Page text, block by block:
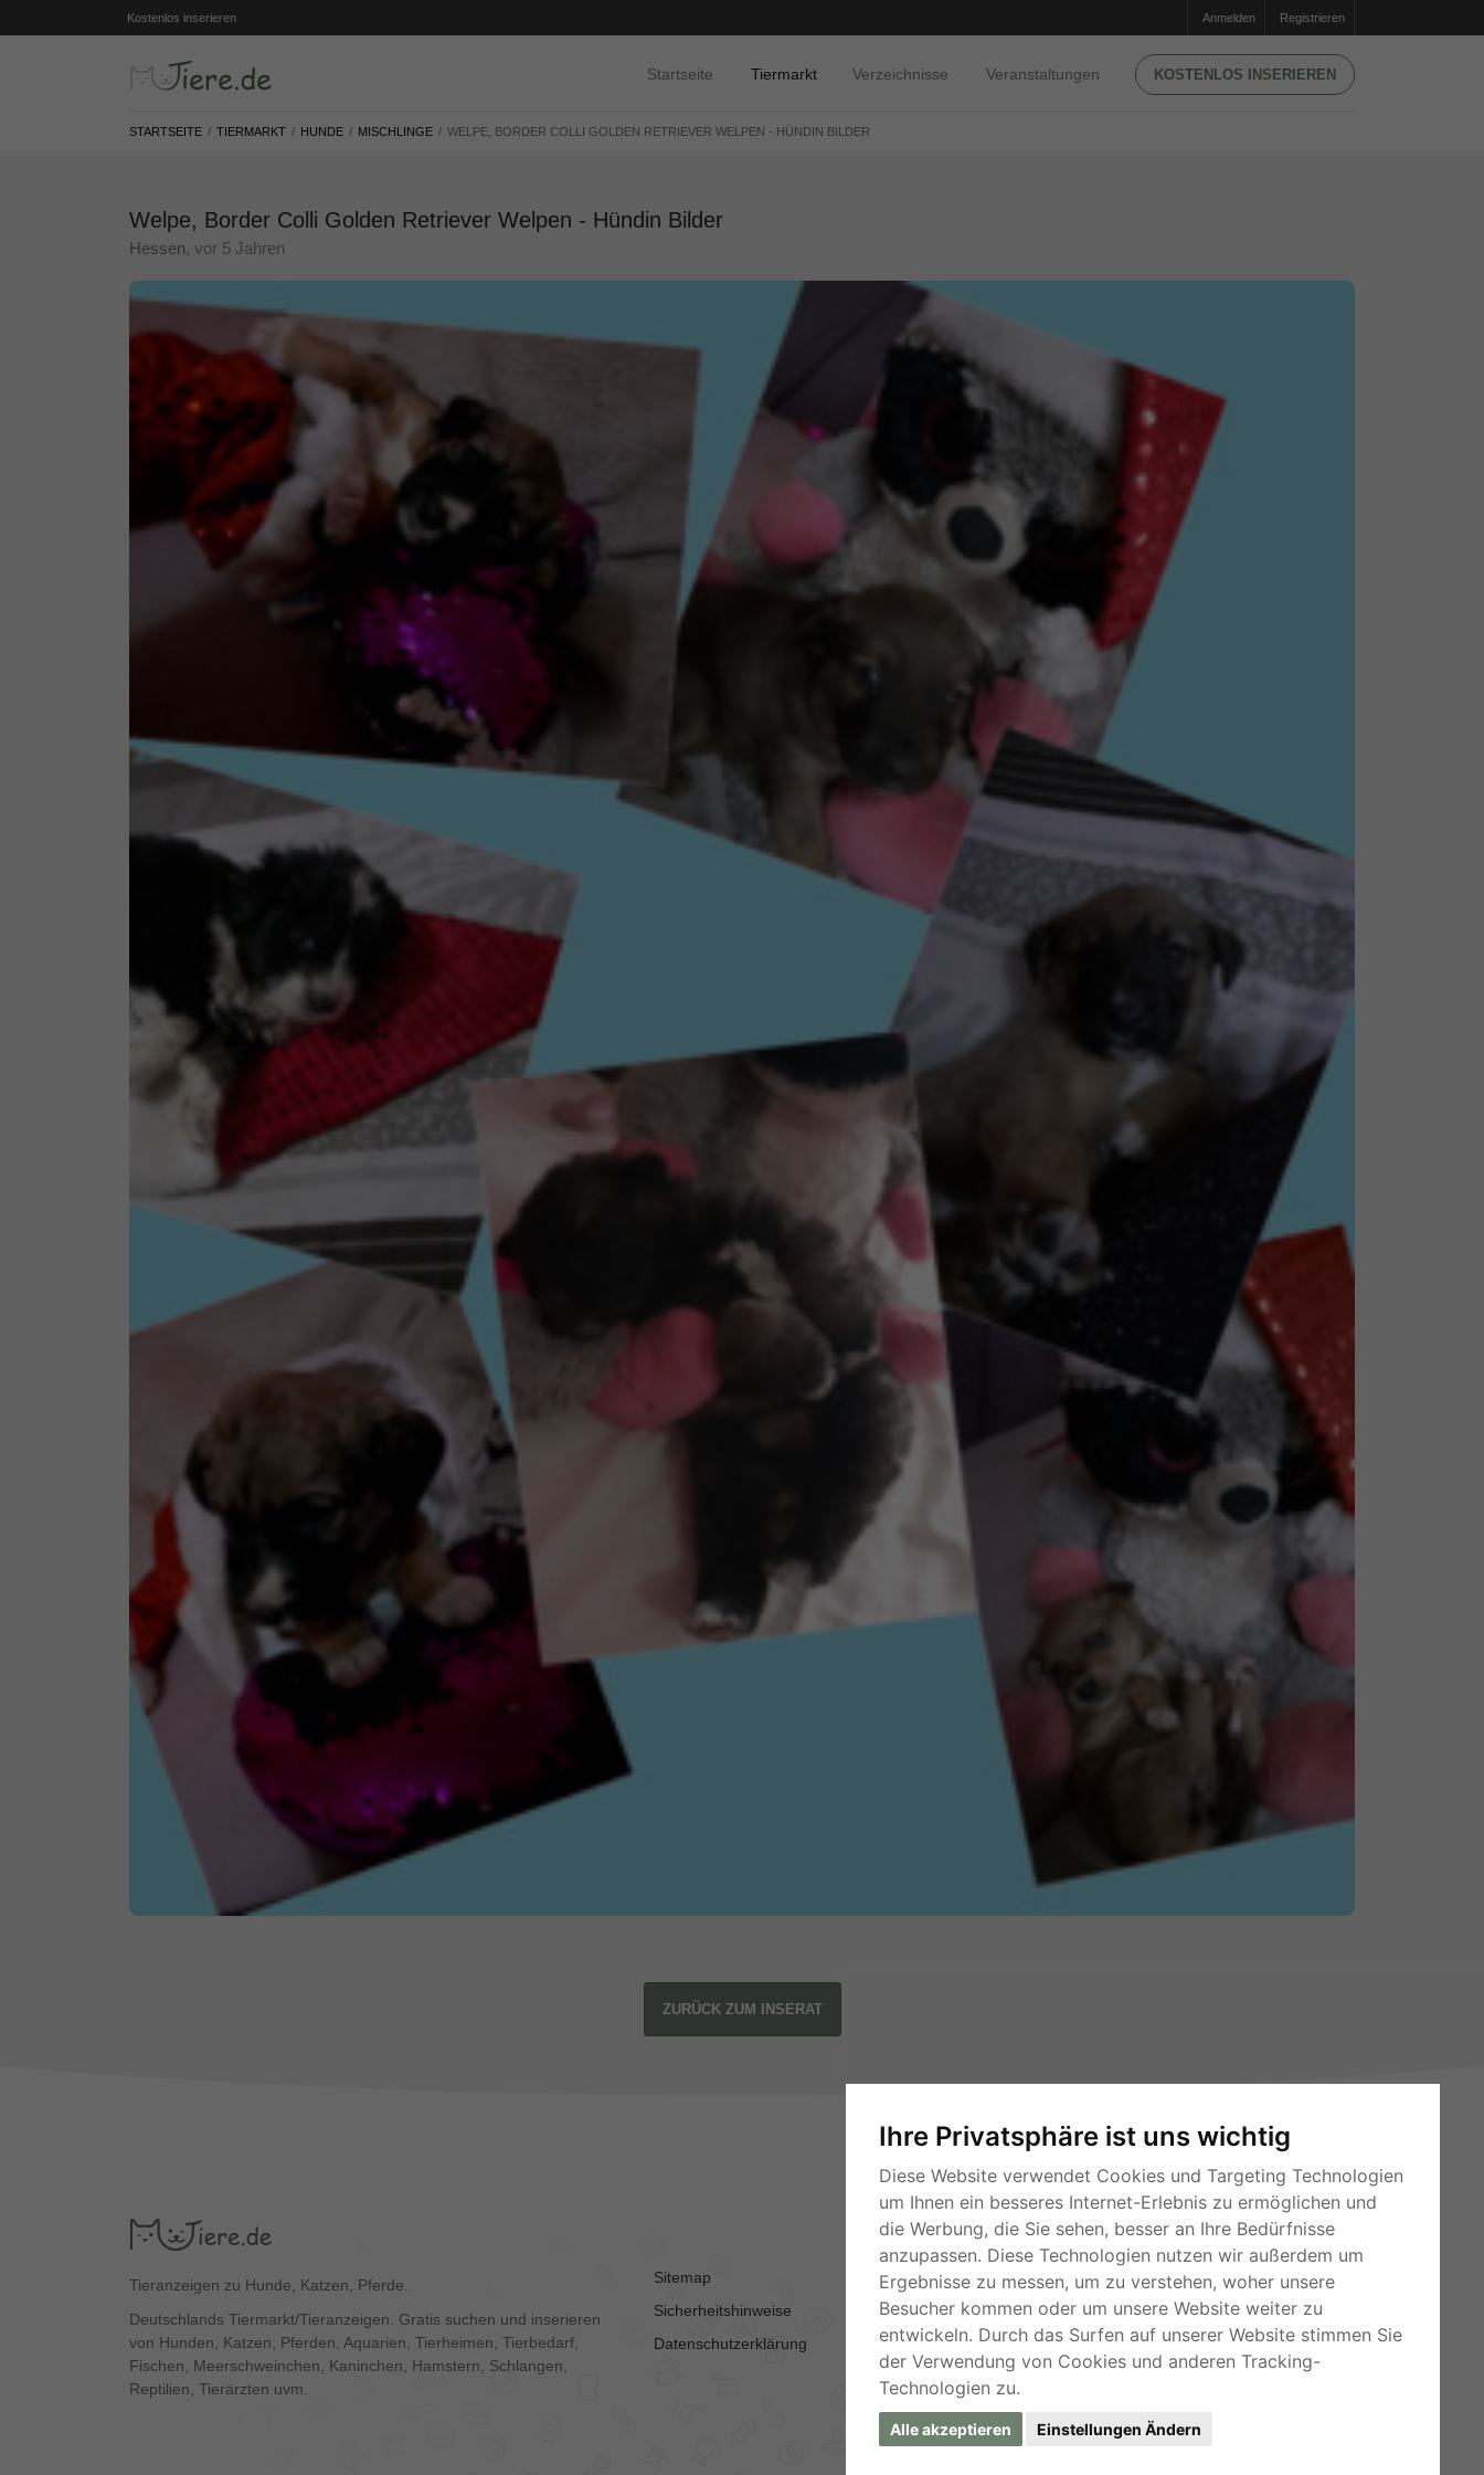
Ihre Privatsphäre ist uns wichtig
Diese Website verwendet Cookies und Targeting Technologien
um Ihnen ein besseres Internet-Erlebnis zu ermöglichen und
die Werbung, die Sie sehen, besser an Ihre Bedürfnisse
anzupassen. Diese Technologien nutzen wir außerdem um
Ergebnisse zu messen, um zu verstehen, woher unsere
Besucher kommen oder um unsere Website weiter zu
entwickeln. Durch das Surfen auf unserer Website stimmen Sie
der Verwendung von Cookies und anderen Tracking-
Technologien zu.
Alle akzeptieren Einstellungen Ändern
Kostenlos inserieren Anmelden Registrieren
Startseite Tiermarkt Verzeichnisse Veranstaltungen KOSTENLOS INSERIEREN
STARTSEITE TIERMARKT HUNDE MISCHLINGE WELPE, BORDER COLLI GOLDEN RETRIEVER WELPEN - HÜNDIN BILDER
Welpe, Border Colli Golden Retriever Welpen - Hündin Bilder
Hessen, vor 5 Jahren
ZURÜCK ZUM INSERAT
Tieranzeigen zu Hunde, Katzen, Pferde.
Deutschlands Tiermarkt/Tieranzeigen. Gratis suchen und inserieren
von Hunden, Katzen, Pferden, Aquarien, Tierheimen, Tierbedarf,
Fischen, Meerschweinchen, Kaninchen, Hamstern, Schlangen,
Reptilien, Tierärzten uvm.
Sitemap
Sicherheitshinweise
Datenschutzerklärung
AGB
Kontakt
Impressum
RSS-Feeds
Für Webmaster
Kleinanzeigen-Österreich